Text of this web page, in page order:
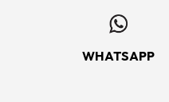
WHATSAPP